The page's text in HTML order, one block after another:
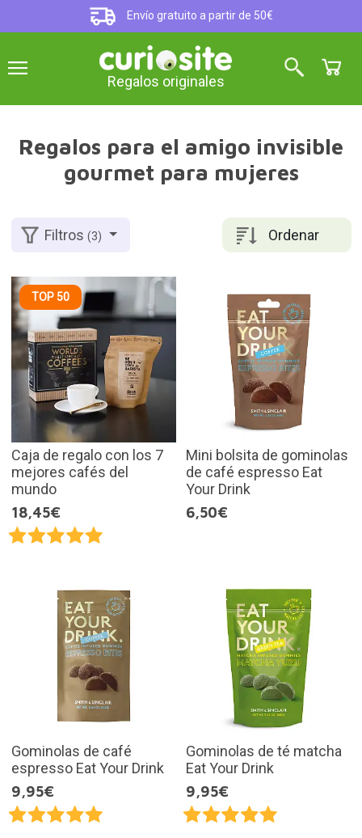
Envío gratuito a partir de 50€
Regalos originales
Regalos para el amigo invisible
gourmet para mujeres
Ordenar
Filtros(3)
TOP 50
Caja de regalo con los 7
mejores cafés del
mundo
18,45€
Mini bolsita de gominolas
de café espresso Eat
Your Drink
6,50€
Gominolas de café
espresso Eat Your Drink
9,95€
Gominolas de té matcha
Eat Your Drink
9,95€